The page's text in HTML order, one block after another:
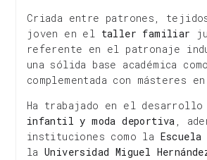
Criada entre patrones,
joven en el taller familiar
referente en el patronaje
una sólida base académica
complementada con másteres en
Ha trabajado en el desarrollo
infantil y moda deportiva ,
instituciones como la
la Universidad Miguel